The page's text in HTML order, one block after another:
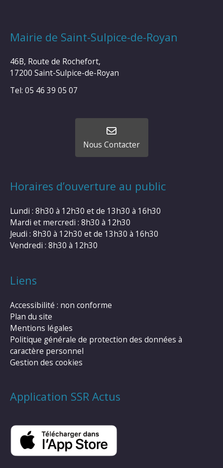
Mairie de Saint-Sulpice-de-Royan
46B, Route de Rochefort,
17200 Saint-Sulpice-de-Royan
Tel: 05 46 39 05 07
Nous Contacter
Horaires d’ouverture au public
Lundi : 8h30 à 12h30 et de 13h30 à 16h30
Mardi et mercredi : 8h30 à 12h30
Jeudi : 8h30 à 12h30 et de 13h30 à 16h30
Vendredi : 8h30 à 12h30
Liens
Accessibilité : non conforme
Plan du site
Mentions légales
Politique générale de protection des données à
caractère personnel
Gestion des cookies
Application SSR Actus